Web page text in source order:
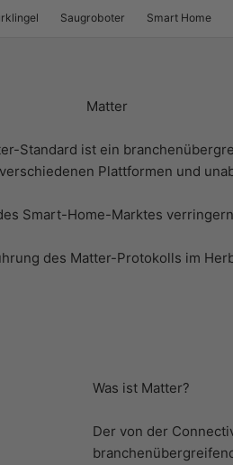
Saugroboter Smart Home
Matter
Standard ist ein
Plattformen und
Smart-Home-Marktes
des Matter-Protokolls im
Was ist Matter?
Der von der